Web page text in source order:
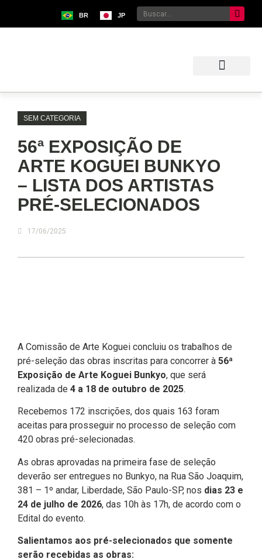
BR JP
SEM CATEGORIA
56ª EXPOSIÇÃO DE
ARTE KOGUEI BUNKYO
– LISTA DOS ARTISTAS
PRÉ-SELECIONADOS
17/06/2025
A Comissão de Arte Koguei concluiu os trabalhos de
pré-seleção das obras inscritas para concorrer à 56ª
Exposição de Arte Koguei Bunkyo, que será
realizada de 4 a 18 de outubro de 2025.
Recebemos 172 inscrições, dos quais 163 foram
aceitas para prosseguir no processo de seleção com
420 obras pré-selecionadas.
As obras aprovadas na primeira fase de seleção
deverão ser entregues no Bunkyo, na Rua São Joaquim,
381 – 1º andar, Liberdade, São Paulo-SP, nos dias 23 e
24 de julho de 2026, das 10h às 17h, de acordo com o
Edital do evento.
Salientamos aos pré-selecionados que somente
serão recebidas as obras: